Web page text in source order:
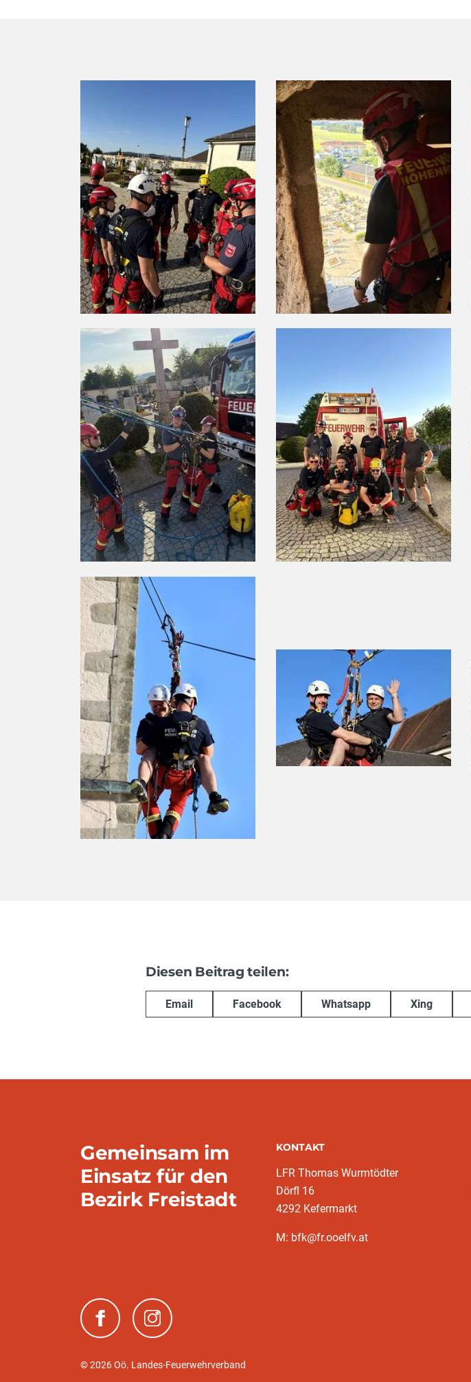
Diesen Beitrag teilen:
Email Facebook Whatsapp Xing
Gemeinsam im
Einsatz für den
Bezirk Freistadt
KONTAKT
LFR Thomas Wurmtödter
Dörfl 16
4292 Kefermarkt
M: bfk@fr.ooelfv.at
(neues Fenster)(neues Fenster)
© 2026 Oö. Landes-Feuerwehrverband